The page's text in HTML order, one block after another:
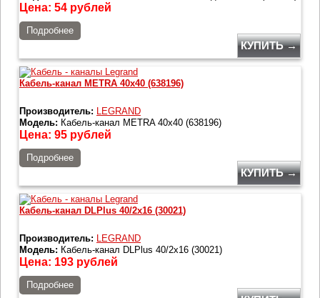
Цена: 54 рублей
Подробнее
КУПИТЬ →
Кабель-канал METRA 40x40 (638196)
Производитель: LEGRAND
Модель: Кабель-канал METRA 40x40 (638196)
Цена: 95 рублей
Подробнее
КУПИТЬ →
Кабель-канал DLPlus 40/2x16 (30021)
Производитель: LEGRAND
Модель: Кабель-канал DLPlus 40/2x16 (30021)
Цена: 193 рублей
Подробнее